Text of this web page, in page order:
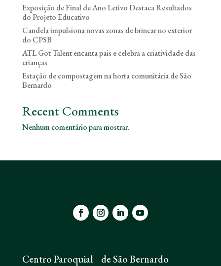
Exposição de Final de Ano Letivo Destaca Resultados
do Projeto Educativo
Candela impulsiona novas zonas de brincar no exterior
do CPSB
ATL Got Talent encanta pais e celebra a criatividade das
crianças
Estação de compostagem na horta comunitária de São
Bernardo
Recent Comments
Nenhum comentário para mostrar.
Centro Paroquial de São Bernardo